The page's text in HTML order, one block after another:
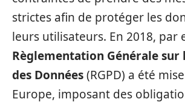
strictes afin de protéger les
leurs utilisateurs. En 2018, par
Règlementation Générale
des Données(RGPD) a été
Europe, imposant des